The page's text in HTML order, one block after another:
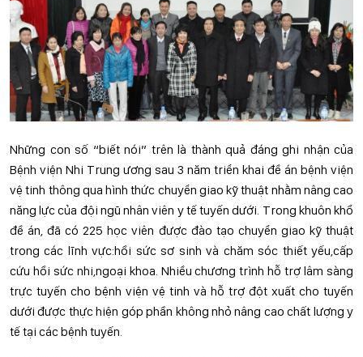
Những con số “biết nói” trên là thành quả đáng ghi nhận của
Bệnh viện Nhi Trung ương sau 3 năm triển khai đề án bệnh viện
vệ tinh thông qua hình thức chuyển giao kỹ thuật nhằm nâng cao
năng lực của đội ngũ nhân viên y tế tuyến dưới. Trong khuôn khổ
đề án, đã có 225 học viên được đào tạo chuyển giao kỹ thuật
trong các lĩnh vực:hồi sức sơ sinh và chăm sóc thiết yếu,cấp
cứu hồi sức nhi,ngoại khoa. Nhiều chương trình hỗ trợ lâm sàng
trực tuyến cho bệnh viện vệ tinh và hỗ trợ đột xuất cho tuyến
dưới được thực hiện góp phần không nhỏ nâng cao chất lượng y
tế tại các bệnh tuyến.